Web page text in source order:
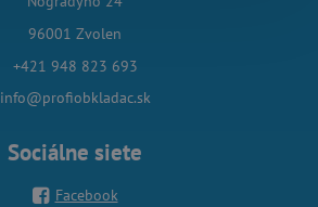
96001 Zvolen
+421 948 823 693
info@profiobkladac.sk
Sociálne siete
Facebook